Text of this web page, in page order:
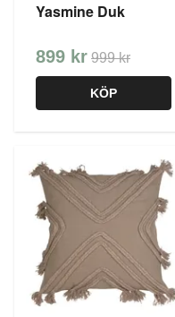
Yasmine Duk
899 kr 999 kr
KÖP